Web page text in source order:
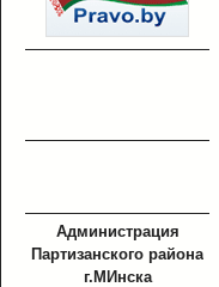
Администрация
Партизанского района
г.МИнска